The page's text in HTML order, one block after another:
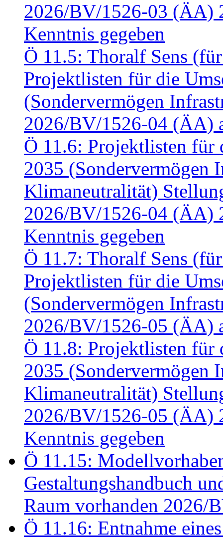
2026/BV/1526-03 (ÄA)
Kenntnis gegeben
Ö 11.5: Thoralf Sens
Projektlisten für die
(Sondervermögen
2026/BV/1526-04 (ÄA)
Ö 11.6: Projektlisten für
2035 (Sondervermögen
Klimaneutralität)
2026/BV/1526-04 (ÄA)
Kenntnis gegeben
Ö 11.7: Thoralf Sens
Projektlisten für die
(Sondervermögen
2026/BV/1526-05 (ÄA)
Ö 11.8: Projektlisten für
2035 (Sondervermögen
Klimaneutralität)
2026/BV/1526-05 (ÄA)
Kenntnis gegeben
Ö 11.15:
Gestaltungshandbuch
Raum vorhanden 2026/
Ö 11.16: Entnahme